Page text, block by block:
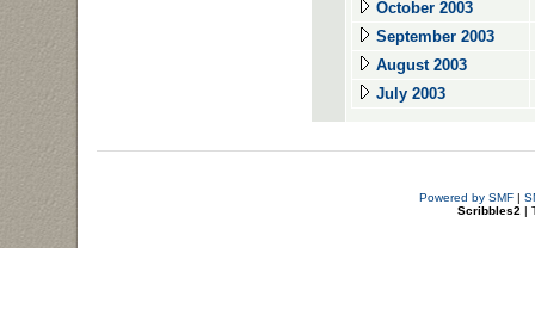
October 2003
September 2003
August 2003
July 2003
Powered by SMF|
Scribbles2 |